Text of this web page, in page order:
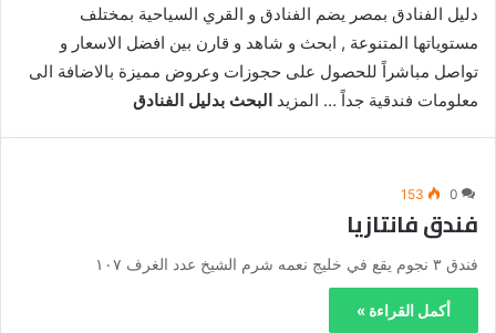
دليل الفنادق بمصر يضم الفنادق و القري السياحية بمختلف
مستوياتها المتنوعة , ابحث و شاهد و قارن بين افضل الاسعار و
تواصل مباشراً للحصول على حجوزات وعروض مميزة بالاضافة الى
معلومات فندقية جداً … المزيد البحث بدليل الفنادق
0
153
فندق فانتازيا
فندق ٣ نجوم يقع في خليج نعمه شرم الشيخ عدد الغرف ١٠٧
أكمل القراءة »